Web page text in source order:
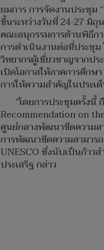
ยมการ การจัดงานประชุม
ขึ้นระหว่างวันที่ 24-27 มิถุ
คณะอนุกรรมการด้านพิธีก
การดำเนินงานต่อที่ประชุ
วิทยากรผู้เชี่ยวชาญจากป
เปิดโอกาสให้ภาคการศึก
การให้ความสำคัญในประ
“โดยการประชุมครั้งนี้
Recommendation on
ศูนย์กลางพัฒนาขีดความส
การพัฒนาขีดความสามาร
UNESCO ซึ่งนับเป็นก้าว
ประเสริฐ กล่าว